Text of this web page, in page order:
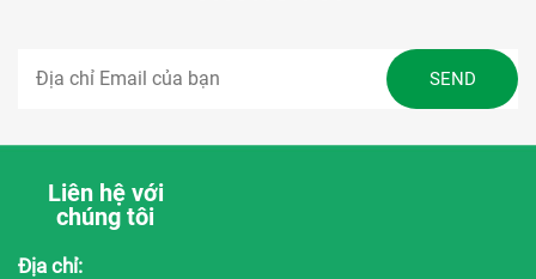
Liên hệ với
chúng tôi
Địa chỉ: